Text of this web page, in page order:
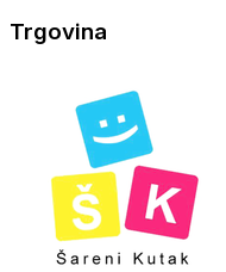
Trgovina